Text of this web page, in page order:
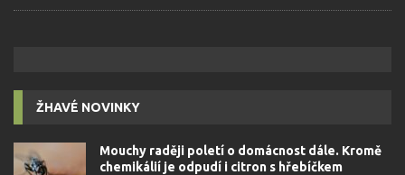
ŽHAVÉ NOVINKY
Mouchy raději poletí o domácnost dále. Kromě
chemikálií je odpudí i citron s hřebíčkem